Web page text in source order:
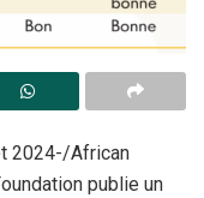
2024-/African
publie un